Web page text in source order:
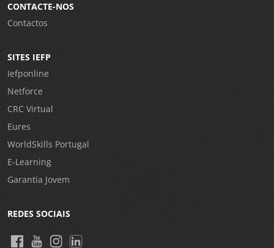
CONTACTE-NOS
Contactos
SITES IEFP
Iefponline
Netforce
CRC Virtual
Eures
WorldSkills Portugal
E-Learning
Garantia Jovem
REDES SOCIAIS